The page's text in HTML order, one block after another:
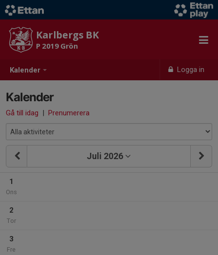
Kalender Logga in
Karlbergs BK
P 2019 Grön
Kalender
Gå till idag | Prenumerera
Juli 2026
1
Ons
2
Tor
3
Fre